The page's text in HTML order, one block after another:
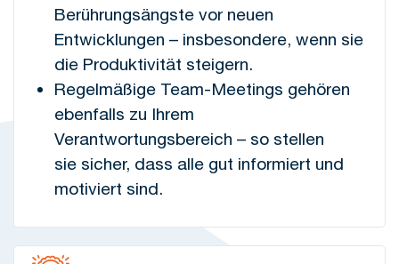
Berührungsängste vor neuen
Entwicklungen – insbesondere, wenn sie
die Produktivität steigern.
Regelmäßige Team-Meetings gehören
ebenfalls zu Ihrem
Verantwortungsbereich – so stellen
sie sicher, dass alle gut informiert und
motiviert sind.